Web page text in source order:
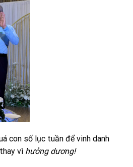
con số lục tuần để vinh danh
vì hưởng dương!